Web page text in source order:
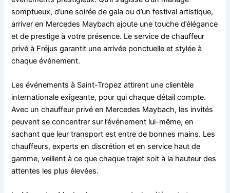
somptueux, d’une soirée de gala ou d’un festival artistique,
arriver en Mercedes Maybach ajoute une touche d’élégance
et de prestige à votre présence. Le service de chauffeur
privé à Fréjus garantit une arrivée ponctuelle et stylée à
chaque événement.
Les événements à Saint-Tropez attirent une clientèle
internationale exigeante, pour qui chaque détail compte.
Avec un chauffeur privé en Mercedes Maybach, les invités
peuvent se concentrer sur l’événement lui-même, en
sachant que leur transport est entre de bonnes mains. Les
chauffeurs, experts en discrétion et en service haut de
gamme, veillent à ce que chaque trajet soit à la hauteur des
attentes les plus élevées.